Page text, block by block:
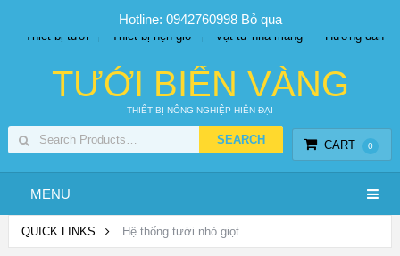
SP PHUN SƯƠNG GIÁ TỐT Bộ KIT tưới
Thiết bị tưới
Thiết bị hẹn giờ Vật tư nhà màng Hướng dẫn
TƯỚI BIỂN VÀNG
THIẾT BỊ NÔNG NGHIỆP HIỆN ĐẠI
CART 0
MENU
QUICK LINKS Hệ thống tưới nhỏ giọt
Hotline: 0942760998 Bỏ qua